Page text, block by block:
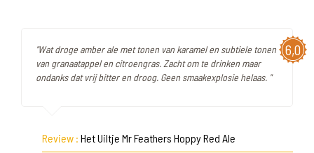
6,0
"Wat droge amber ale met tonen van karamel en subtiele tonen
van granaatappel en citroengras. Zacht om te drinken maar
ondanks dat vrij bitter en droog. Geen smaakexplosie helaas. "
Review : Het Uiltje Mr Feathers Hoppy Red Ale